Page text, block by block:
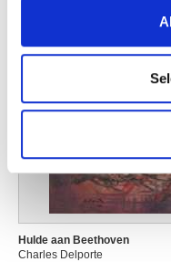
informatie over uw
partners voor social
informatie die u aan
verzameld op basis
Hulde aan Beethoven
Charles Delporte